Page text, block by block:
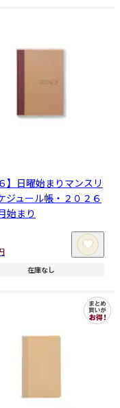
】日曜始まりマンスリ
ジュール帳・２０２６
始まり
在庫なし